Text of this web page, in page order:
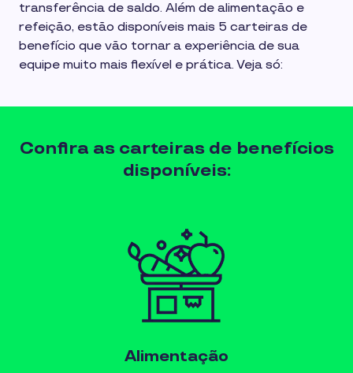
transferência de saldo. Além de alimentação e
refeição, estão disponíveis mais 5 carteiras de
benefício que vão tornar a experiência de sua
equipe muito mais flexível e prática. Veja só:
Confira as carteiras de benefícios
disponíveis:
Alimentação